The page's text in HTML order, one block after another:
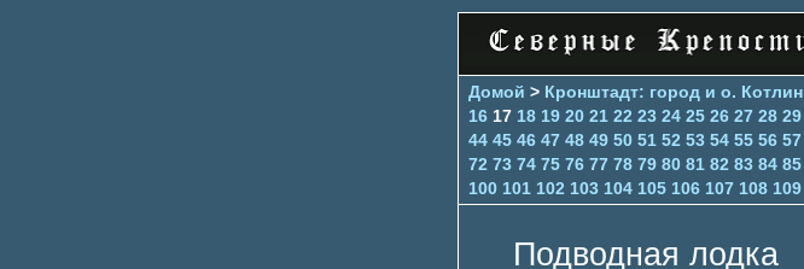
Домой > Кронштадт: город и о. Котлин
16 17 18 19 20 21 22 23 24 25 26 27 28 29
44 45 46 47 48 49 50 51 52 53 54 55 56 57
72 73 74 75 76 77 78 79 80 81 82 83 84 85
100 101 102 103 104 105 106 107 108 109
Подводная лодка